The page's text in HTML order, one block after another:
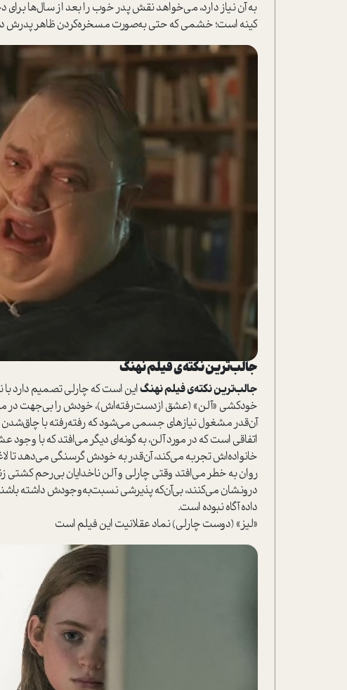
به آن نیاز دارد، می‌خواهد نقش پدر خوب را بعد از سال‌ها
کینه ا‌ست؛ خشمی که حتی به‌صورت مسخره‌کردن ظاهر پدرش
جالب‌ترین نکته‌ی فیلم نهنگ
جالب‌ترین نکته‌ی فیلم نهنگاین ا‌ست که چارلی تصمیم دارد
خودکشی «آلن» (عشق از‌دست‌رفته‌اش)، خودش را بی‌جهت در
آن‌قدر مشغول نیاز‌های جسمی می‌شود که رفته‌رفته با
اتفاقی ا‌ست که در مورد آلن، به گونه‌ای دیگر می‌افتد که با
خانواد‌ه‌اش تجربه می‌کند، آن‌قدر به خودش گرسنگی می‌دهد تا
روان به خطر می‌افتد وقتی چارلی و آلن ناخدایان بی‌رحم کشتی
درونشان می‌کنند، بی‌آن‌که پذیرشی نسبت‌به‌وجودش داشته
داده آگاه نبوده ا‌ست.
«لیز» (دوست چارلی) نماد عقلانیت این فیلم ا‌ست